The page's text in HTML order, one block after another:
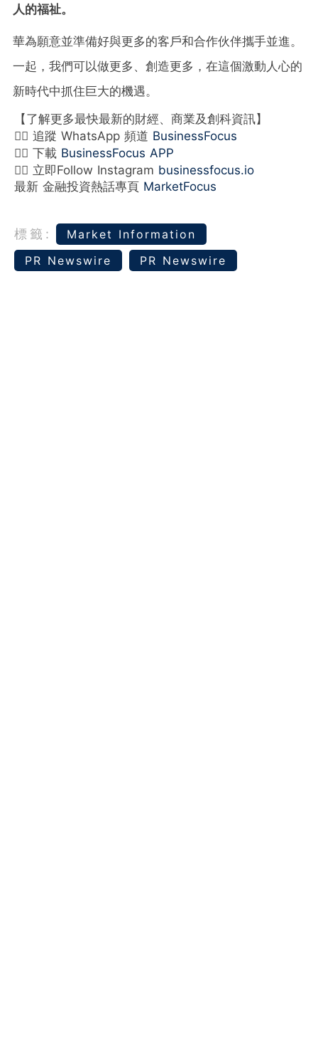
人的福祉。
華為願意並準備好與更多的客戶和合作伙伴攜手並進。
一起，我們可以做更多、創造更多，在這個激動人心的
新時代中抓住巨大的機遇。
【了解更多最快最新的財經、商業及創科資訊】
👉🏻 追蹤 WhatsApp 頻道 BusinessFocus
👉🏻 下載 BusinessFocus APP
👉🏻 立即Follow Instagram businessfocus.io
最新 金融投資熱話專頁 MarketFocus
標籤:
Market Information
PR Newswire
PR Newswire